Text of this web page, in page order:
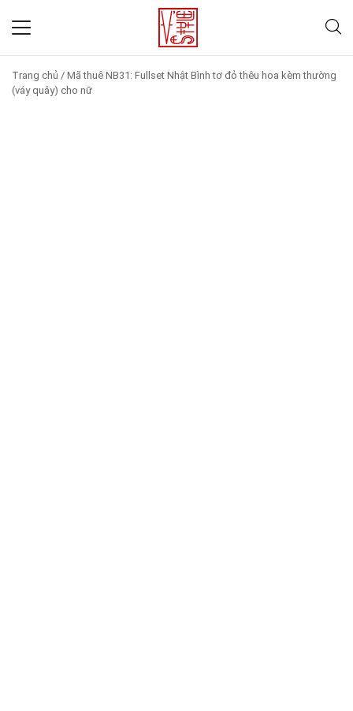
Trang chủ / Mã thuê NB31: Fullset Nhật Bình tơ đỏ thêu hoa kèm thường
(váy quây) cho nữ